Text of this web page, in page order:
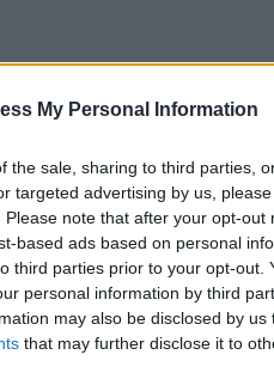
My Personal Information
the sale, sharing to third parties,
targeted advertising by us,
note that after your opt-out
based ads based on personal
third parties prior to your opt-out.
personal information by third
may also be disclosed by
that may further disclose it to